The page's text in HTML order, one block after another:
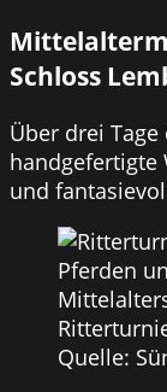
Schloss
Über drei
handgefertigte
und
Quelle: